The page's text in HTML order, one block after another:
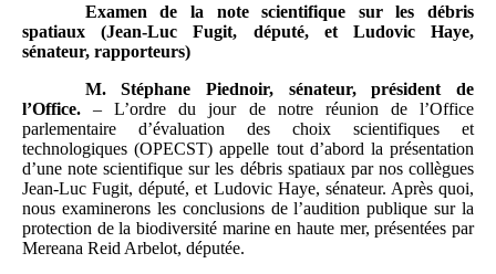
Examen de la note scientifique sur les débris
spatiaux (Jean-Luc Fugit, député, et Ludovic Haye,
sénateur, rapporteurs)
M. Stéphane Piednoir, sénateur, président de
l’Office. – L’ordre du jour de notre réunion de l’Office
parlementaire d’évaluation des choix scientifiques et
technologiques (OPECST) appelle tout d’abord la présentation
d’une note scientifique sur les débris spatiaux par nos collègues
Jean-Luc Fugit, député, et Ludovic Haye, sénateur. Après quoi,
nous examinerons les conclusions de l’audition publique sur la
protection de la biodiversité marine en haute mer, présentées par
Mereana Reid Arbelot, députée.